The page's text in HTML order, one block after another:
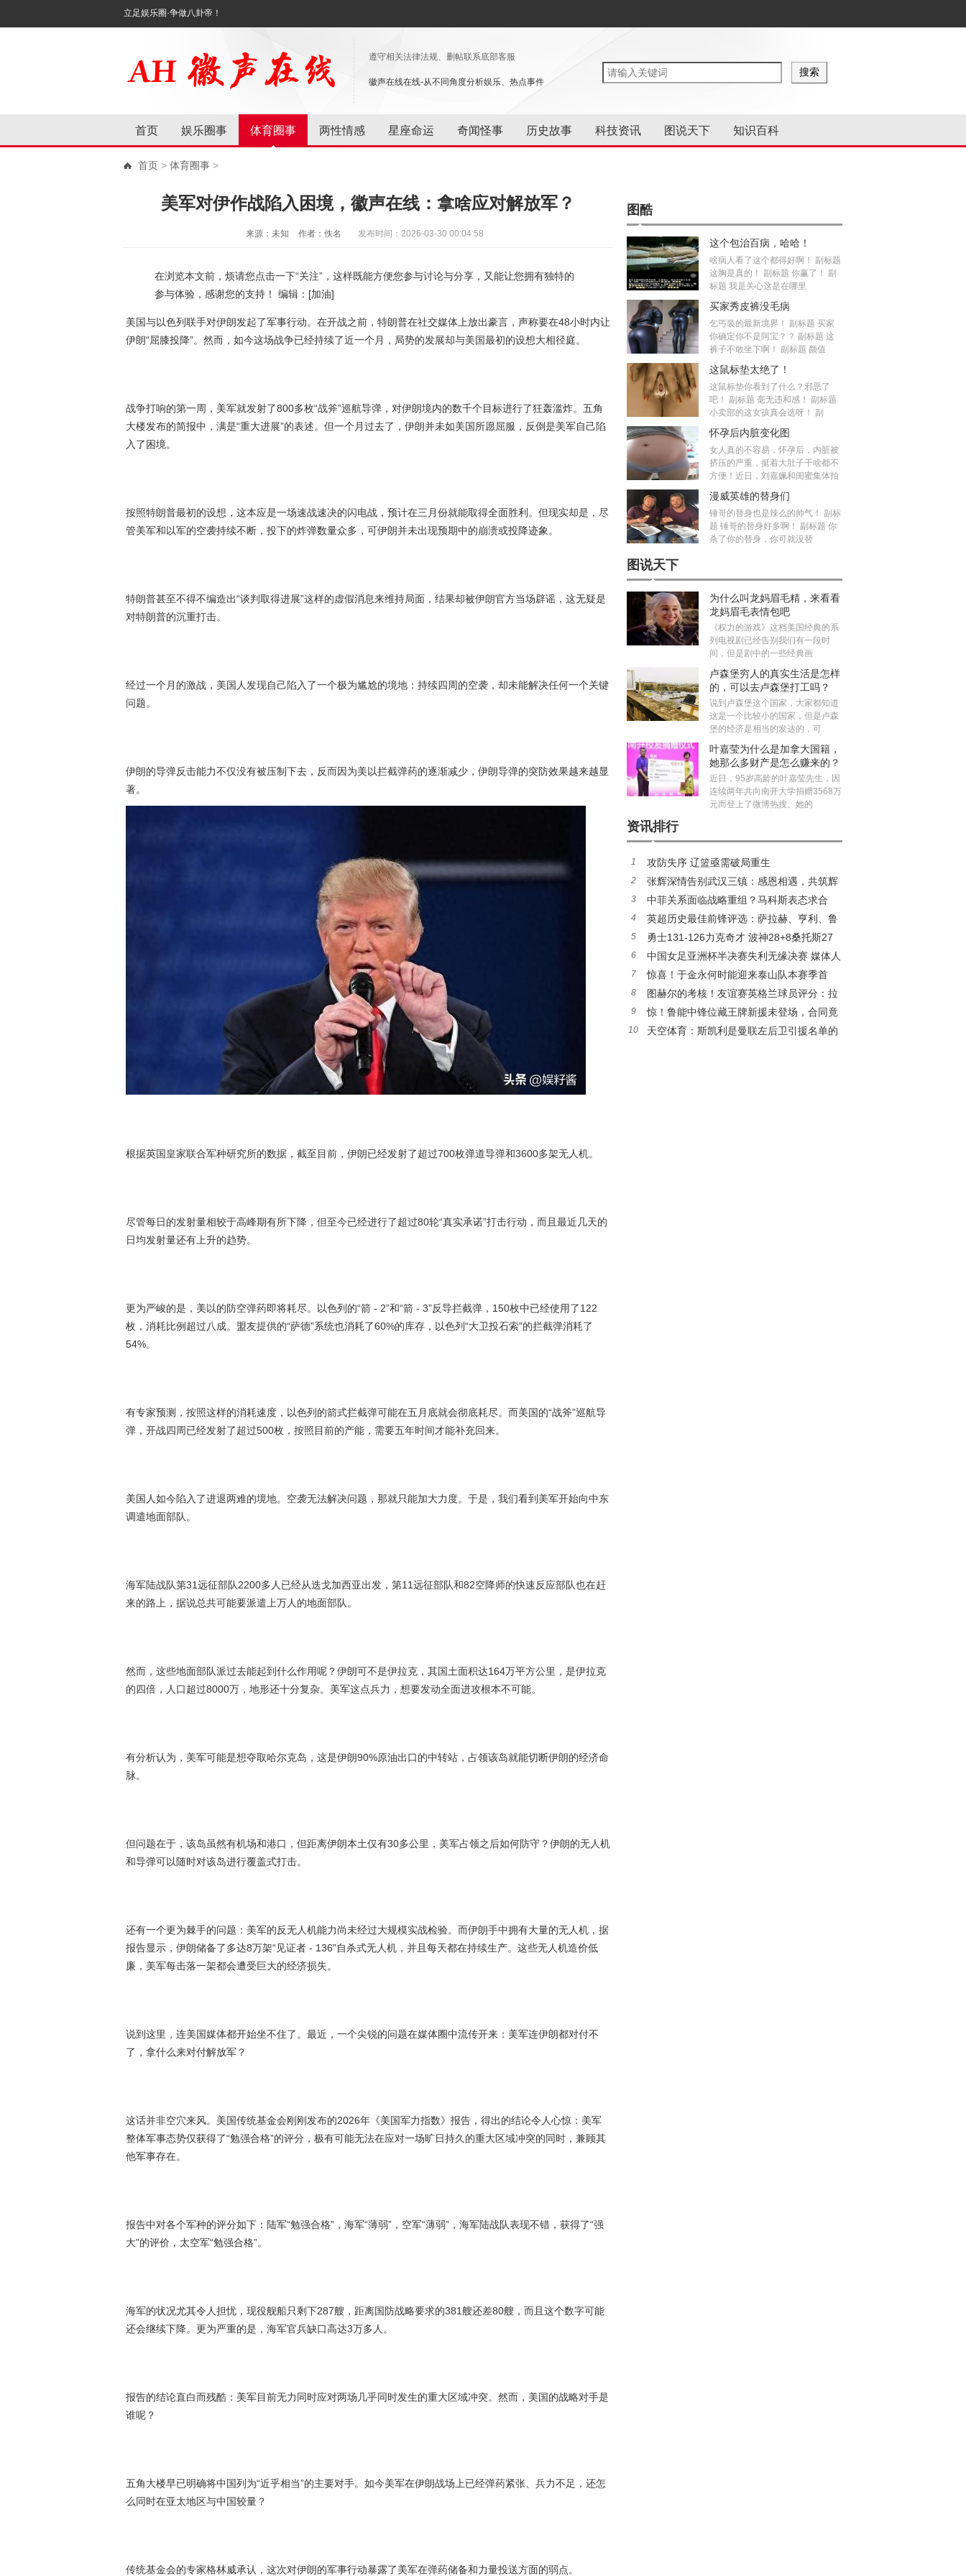
立足娱乐圈·争做八卦帝！
遵守相关法律法规、删帖联系底部客服
徽声在线在线-从不同角度分析娱乐、热点事件
首页 娱乐圈事 体育圈事 两性情感 星座命运 奇闻怪事 历史故事 科技资讯 图说天下 知识百科
首页 > 体育圈事 >
美军对伊作战陷入困境，徽声在线：拿啥应对解放军？
来源：未知 作者：佚名 发布时间：2026-03-30 00:04:58
在浏览本文前，烦请您点击一下“关注”，这样既能方便您参与讨论与分享，又能让您拥有独特的
参与体验，感谢您的支持！ 编辑：[加油]
美国与以色列联手对伊朗发起了军事行动。在开战之前，特朗普在社交媒体上放出豪言，声称要在48小时内让
伊朗“屈膝投降”。然而，如今这场战争已经持续了近一个月，局势的发展却与美国最初的设想大相径庭。
战争打响的第一周，美军就发射了800多枚“战斧”巡航导弹，对伊朗境内的数千个目标进行了狂轰滥炸。五角
大楼发布的简报中，满是“重大进展”的表述。但一个月过去了，伊朗并未如美国所愿屈服，反倒是美军自己陷
入了困境。
按照特朗普最初的设想，这本应是一场速战速决的闪电战，预计在三月份就能取得全面胜利。但现实却是，尽
管美军和以军的空袭持续不断，投下的炸弹数量众多，可伊朗并未出现预期中的崩溃或投降迹象。
特朗普甚至不得不编造出“谈判取得进展”这样的虚假消息来维持局面，结果却被伊朗官方当场辟谣，这无疑是
对特朗普的沉重打击。
经过一个月的激战，美国人发现自己陷入了一个极为尴尬的境地：持续四周的空袭，却未能解决任何一个关键
问题。
伊朗的导弹反击能力不仅没有被压制下去，反而因为美以拦截弹药的逐渐减少，伊朗导弹的突防效果越来越显
著。
根据英国皇家联合军种研究所的数据，截至目前，伊朗已经发射了超过700枚弹道导弹和3600多架无人机。
尽管每日的发射量相较于高峰期有所下降，但至今已经进行了超过80轮“真实承诺”打击行动，而且最近几天的
日均发射量还有上升的趋势。
更为严峻的是，美以的防空弹药即将耗尽。以色列的“箭 - 2”和“箭 - 3”反导拦截弹，150枚中已经使用了122
枚，消耗比例超过八成。盟友提供的“萨德”系统也消耗了60%的库存，以色列“大卫投石索”的拦截弹消耗了
54%。
有专家预测，按照这样的消耗速度，以色列的箭式拦截弹可能在五月底就会彻底耗尽。而美国的“战斧”巡航导
弹，开战四周已经发射了超过500枚，按照目前的产能，需要五年时间才能补充回来。
美国人如今陷入了进退两难的境地。空袭无法解决问题，那就只能加大力度。于是，我们看到美军开始向中东
调遣地面部队。
海军陆战队第31远征部队2200多人已经从迭戈加西亚出发，第11远征部队和82空降师的快速反应部队也在赶
来的路上，据说总共可能要派遣上万人的地面部队。
然而，这些地面部队派过去能起到什么作用呢？伊朗可不是伊拉克，其国土面积达164万平方公里，是伊拉克
的四倍，人口超过8000万，地形还十分复杂。美军这点兵力，想要发动全面进攻根本不可能。
有分析认为，美军可能是想夺取哈尔克岛，这是伊朗90%原油出口的中转站，占领该岛就能切断伊朗的经济命
脉。
但问题在于，该岛虽然有机场和港口，但距离伊朗本土仅有30多公里，美军占领之后如何防守？伊朗的无人机
和导弹可以随时对该岛进行覆盖式打击。
还有一个更为棘手的问题：美军的反无人机能力尚未经过大规模实战检验。而伊朗手中拥有大量的无人机，据
报告显示，伊朗储备了多达8万架“见证者 - 136”自杀式无人机，并且每天都在持续生产。这些无人机造价低
廉，美军每击落一架都会遭受巨大的经济损失。
说到这里，连美国媒体都开始坐不住了。最近，一个尖锐的问题在媒体圈中流传开来：美军连伊朗都对付不
了，拿什么来对付解放军？
这话并非空穴来风。美国传统基金会刚刚发布的2026年《美国军力指数》报告，得出的结论令人心惊：美军
整体军事态势仅获得了“勉强合格”的评分，极有可能无法在应对一场旷日持久的重大区域冲突的同时，兼顾其
他军事存在。
报告中对各个军种的评分如下：陆军“勉强合格”，海军“薄弱”，空军“薄弱”，海军陆战队表现不错，获得了“强
大”的评价，太空军“勉强合格”。
海军的状况尤其令人担忧，现役舰船只剩下287艘，距离国防战略要求的381艘还差80艘，而且这个数字可能
还会继续下降。更为严重的是，海军官兵缺口高达3万多人。
报告的结论直白而残酷：美军目前无力同时应对两场几乎同时发生的重大区域冲突。然而，美国的战略对手是
谁呢？
五角大楼早已明确将中国列为“近乎相当”的主要对手。如今美军在伊朗战场上已经弹药紧张、兵力不足，还怎
么同时在亚太地区与中国较量？
传统基金会的专家格林威承认，这次对伊朗的军事行动暴露了美军在弹药储备和力量投送方面的弱点。
图酷
这个包治百病，哈哈！
啥病人看了这个都得好啊！ 副标题
这胸是真的！ 副标题 你赢了！ 副
标题 我是关心这是在哪里
买家秀皮裤没毛病
乞丐装的最新境界！ 副标题 买家
你确定你不是阿宝？？ 副标题 这
裤子不敢坐下啊！ 副标题 颜值
这鼠标垫太绝了！
这鼠标垫你看到了什么？邪恶了
吧！ 副标题 毫无违和感！ 副标题
小卖部的这女孩真会选呀！ 副
怀孕后内脏变化图
女人真的不容易，怀孕后，内脏被
挤压的严重，挺着大肚子干啥都不
方便！近日，刘嘉姵和闺蜜集体拍
漫威英雄的替身们
锤哥的替身也是辣么的帅气！ 副标
题 锤哥的替身好多啊！ 副标题 你
杀了你的替身，你可就没替
图说天下
为什么叫龙妈眉毛精，来看看
龙妈眉毛表情包吧
《权力的游戏》这档美国经典的系
列电视剧已经告别我们有一段时
间，但是剧中的一些经典画
卢森堡穷人的真实生活是怎样
的，可以去卢森堡打工吗？
说到卢森堡这个国家，大家都知道
这是一个比较小的国家，但是卢森
堡的经济是相当的发达的，可
叶嘉莹为什么是加拿大国籍，
她那么多财产是怎么赚来的？
近日，95岁高龄的叶嘉莹先生，因
连续两年共向南开大学捐赠3568万
元而登上了微博热搜。她的
资讯排行
1 攻防失序 辽篮亟需破局重生
2
张辉深情告别武汉三镇：感恩相遇，共筑辉
煌旅程
3
中菲关系面临战略重组？马科斯表态求合
作，中方划出明确红线
4
英超历史最佳前锋评选：萨拉赫、亨利、鲁
尼、C罗等巨星入围
5
勇士131-126力克奇才 波神28+8桑托斯27
分波杰姆斯基全能表现
6
中国女足亚洲杯半决赛失利无缘决赛 媒体人
热议米利西奇去留
7
惊喜！于金永何时能迎来泰山队本赛季首
秀？或成王大雷理想接班人
8
图赫尔的考核！友谊赛英格兰球员评分：拉
师傅独秀 本怀特回归抢戏
9
惊！鲁能中锋位藏王牌新援未登场，合同竟
签至2026年底
10
天空体育：斯凯利是曼联左后卫引援名单的